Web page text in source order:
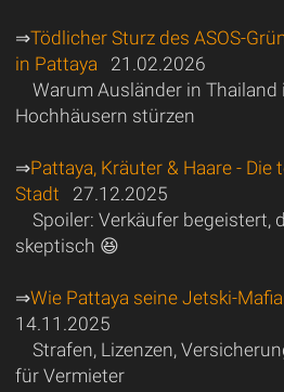
⇒Tödlicher Sturz des ASOS-
in Pattaya 21.02.2026
Warum Ausländer in Thailand
Hochhäusern stürzen
⇒Pattaya, Kräuter & Haare -
Stadt 27.12.2025
Spoiler: Verkäufer begeistert,
skeptisch 😆
⇒Wie Pattaya seine Jetski-Mafia
14.11.2025
Strafen, Lizenzen,
für Vermieter